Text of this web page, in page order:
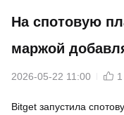
На спотовую
маржой
2026-05-22 11:00 1
Bitget запустила